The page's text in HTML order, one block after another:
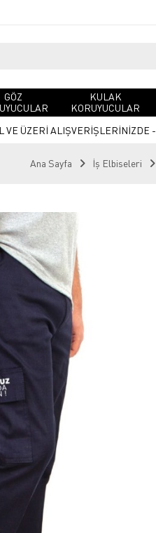
GÖZ
KULAK
KORUYUCULAR
VE ÜZERİ ALIŞVERİŞLERİNİZDE -
Ana Sayfa İş Elbiseleri